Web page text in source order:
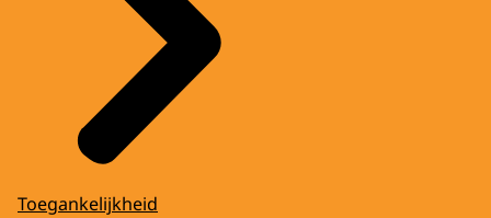
Toegankelijkheid